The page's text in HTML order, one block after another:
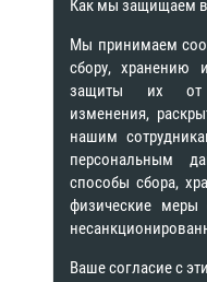
Как мы защищаем
Мы принимаем
сбору, хранению
защиты их от
изменения,
нашим
персональным
способы сбора,
физические меры
Ваше согласие с